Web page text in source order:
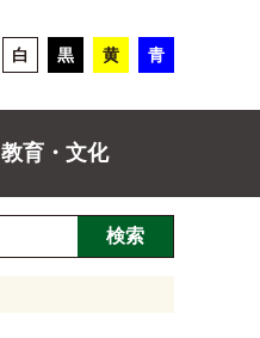
白 黒 黄 青
教育・文化
検索